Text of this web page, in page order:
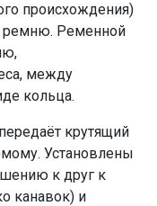
происхождения)
ремню. Ременной
между
кольца.
крутящий
Установлены
к друг к
канавок) и